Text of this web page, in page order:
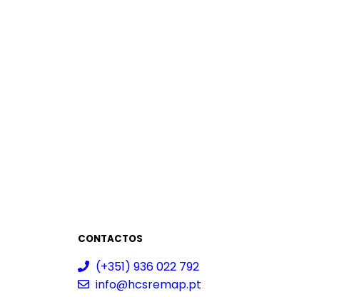
CONTACTOS
(+351) 936 022 792
info@hcsremap.pt